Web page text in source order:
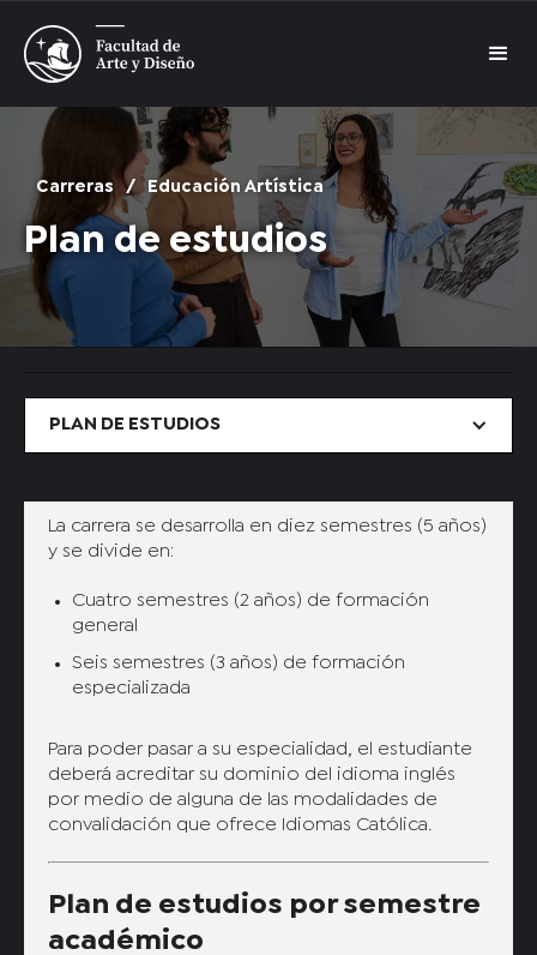
Carreras / Educación Artística
Plan de estudios
La carrera se desarrolla en diez semestres (5 años)
y se divide en:
Cuatro semestres (2 años) de formación
general
Seis semestres (3 años) de formación
especializada
Para poder pasar a su especialidad, el estudiante
deberá acreditar su dominio del idioma inglés
por medio de alguna de las modalidades de
convalidación que ofrece Idiomas Católica.
Plan de estudios por semestre
académico
PLAN DE ESTUDIOS